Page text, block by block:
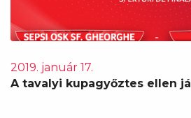
2019. január 17.
A tavalyi kupagyőztes ellen